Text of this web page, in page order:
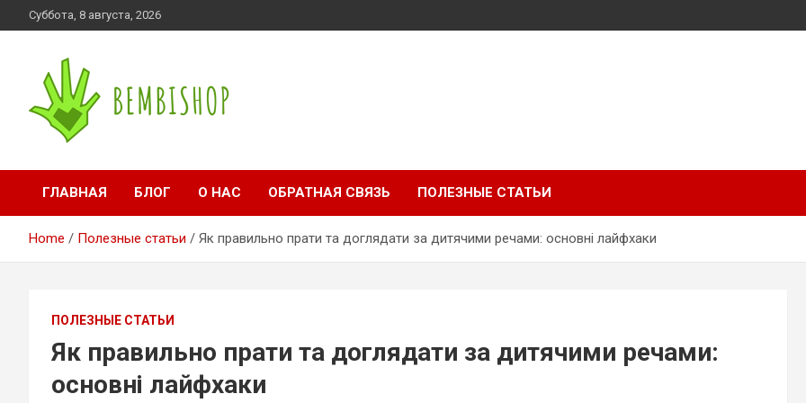
to
Суббота, 8 августа, 2026
bembishop.com.ua
ГЛАВНАЯ БЛОГ О НАС ОБРАТНАЯ СВЯЗЬ ПОЛЕЗНЫЕ СТАТЬИ
Home Полезные статьи Як правильно прати та доглядати за дитячими речами: основні лайфхаки
ПОЛЕЗНЫЕ СТАТЬИ
Як правильно прати та доглядати за дитячими речами:
основні лайфхаки